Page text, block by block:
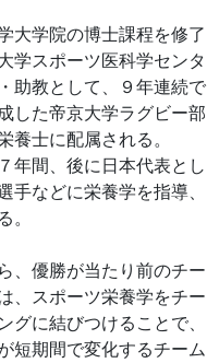
大学院の博士課程を修了
学スポーツ医科学センタ
助教として、９年連続で
した帝京大学ラグビー部
養士に配属される。
年間、後に日本代表とし
手などに栄養学を指導、
。
、優勝が当たり前のチー
、スポーツ栄養学をチー
グに結びつけることで、
短期間で変化するチーム